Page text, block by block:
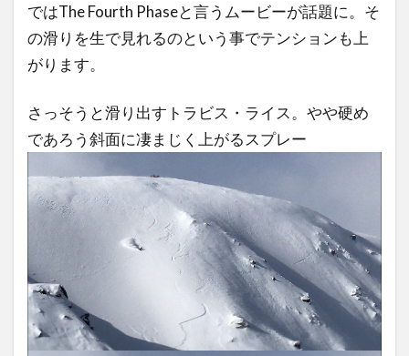
ではThe Fourth Phaseと言うムービーが話題に。そ
の滑りを生で見れるのという事でテンションも上
がります。
さっそうと滑り出すトラビス・ライス。やや硬め
であろう斜面に凄まじく上がるスプレー